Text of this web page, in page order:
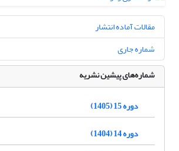
مقالات آماده انتشار
شماره جاری
شماره‌های پیشین نشریه
دوره 15 (1405)
دوره 14 (1404)